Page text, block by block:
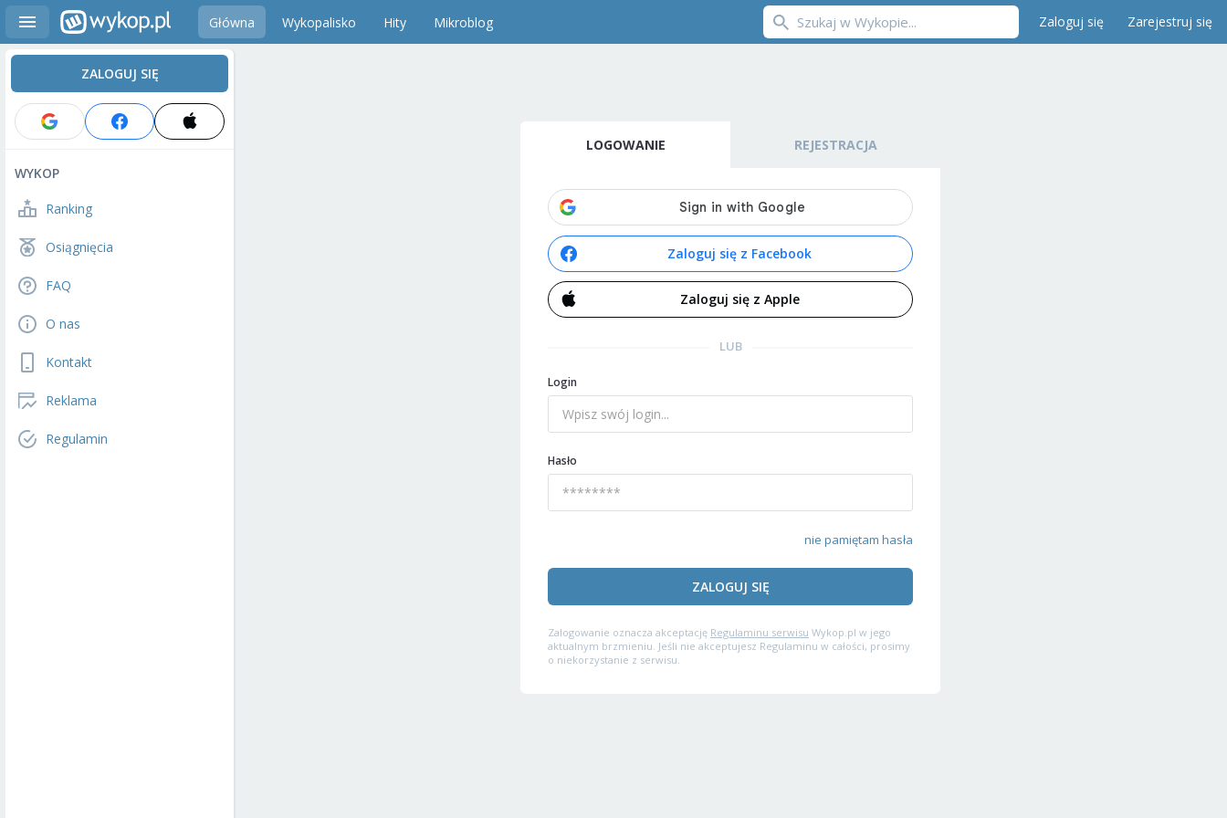
Główna Wykopalisko Hity Mikroblog Zaloguj się Zarejestruj się
ZALOGUJ SIĘ
WYKOP
Ranking
Osiągnięcia
FAQ
O nas
Kontakt
Reklama
Regulamin
LOGOWANIE REJESTRACJA
Zaloguj się z Facebook
Zaloguj się z Apple
LUB
Login
Hasło
nie pamiętam hasła
ZALOGUJ SIĘ
Zalogowanie oznacza akceptację Regulaminu serwisu Wykop.pl w jego
aktualnym brzmieniu. Jeśli nie akceptujesz Regulaminu w całości, prosimy
o niekorzystanie z serwisu.